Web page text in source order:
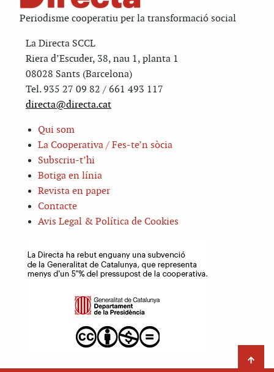
Periodisme cooperatiu per la transformació social
La Directa SCCL
Riera d’Escuder, 38, nau 1, planta 1
08028 Sants (Barcelona)
Tel. 935 27 09 82 / 661 493 117
directa@directa.cat
Qui som
La Cooperativa / Fes-te’n sòcia
Subscriu-t’hi
Botiga en línia
Revista en paper
Contacte
Avis Legal & Política de Cookies